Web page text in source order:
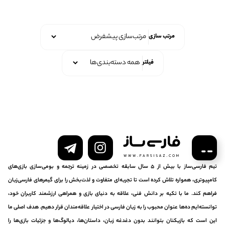
مرتب سازی
فیلتر
تیم فارسی‌ساز با بیش از ۵ سال سابقه تخصصی در زمینه ترجمه و بومی‌سازی بازی‌های
کامپیوتری، همواره تلاش کرده است تا تجربه‌ای متفاوت و لذت‌بخش را برای گیمرهای فارسی‌زبان
فراهم کند. ما با تکیه بر دانش فنی، علاقه به دنیای بازی و همراهی ارزشمند کاربران خود،
توانسته‌ایم ده‌ها عنوان محبوب را به زبان فارسی در اختیار علاقه‌مندان قرار دهیم. هدف اصلی ما
این است که بازیکنان بتوانند بدون دغدغه زبان، داستان‌ها، دیالوگ‌ها و جزئیات بازی‌ها را